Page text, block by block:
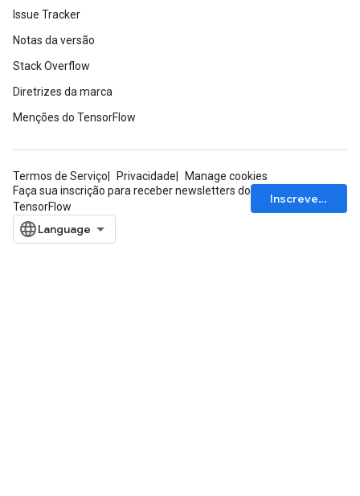
Issue Tracker
Notas da versão
Stack Overflow
Diretrizes da marca
Menções do TensorFlow
Termos de Serviço Privacidade
Manage cookies
Faça sua inscrição para receber newsletters do
TensorFlow
Inscrever-se